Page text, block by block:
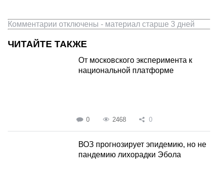
Комментарии отключены - материал старше 3 дней
ЧИТАЙТЕ ТАКЖЕ
От московского эксперимента к
национальной платформе
0 2468 0
ВОЗ прогнозирует эпидемию, но не
пандемию лихорадки Эбола